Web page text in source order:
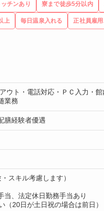
チンあり 寮まで徒歩5分以内
上 毎日温泉入れる 正社員雇用
ウト・電話対応・ＰＣ入力・館
業務
膳経験者優遇
スキル考慮します）
当、法定休日勤務手当あり
20日が土日祝の場合は前日）